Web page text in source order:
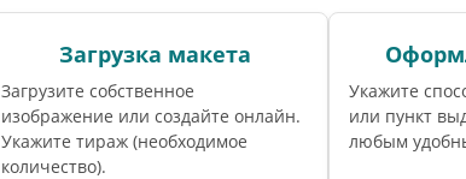
Загрузка макета
Загрузите собственное
изображение или создайте онлайн.
Укажите тираж (необходимое
количество).
Укажите
или пункт
любым